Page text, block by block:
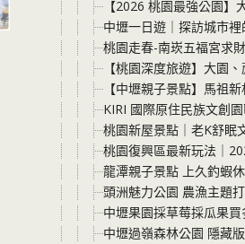
【2026 桃園最強公園
中壢一日遊｜探訪城市
桃園走春-南崁五福宮求
【桃園深度旅遊】大園
【中壢親子景點】馬祖
KIRI 國際原住民族文創
桃園新屋景點｜老K舒眠
桃園復興區最新玩法｜
龍潭親子景點 上久釣蝦
頭洲魅力公園 農漁主題
中壢果園採草莓採瓜果
中壢過嶺森林公園 隱藏